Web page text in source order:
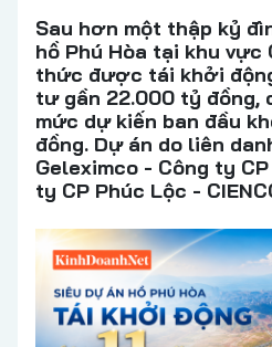
Sau hơn một thập kỷ
hồ Phú Hòa tại khu vực
thức được tái khởi
tư gần 22.000 tỷ đồng,
mức dự kiến ban đầu
đồng. Dự án do liên
Geleximco - Công ty
ty CP Phúc Lộc -